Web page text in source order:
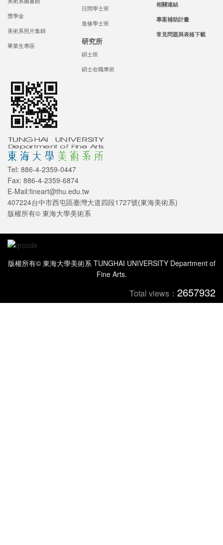
獎學金
美術系照片集錦
畢業生專區
日間學士班
進修學士班
研究所
碩士班
碩士在職專班
相關連結
專案補助計畫
常見問題與表格下載
Tel: 886-4-2359-0447
Fax: 886-4-2359-6874
E-Mail:fineart@thu.edu.tw
407224台中市西屯區臺灣大道四段1727號(東海美術系)
版權所有© 東海大學美術系
版權所有© 東海大學美術系 TUNGHAI UNIVERSITY Department of
Fine Arts.
Total views： 2657932